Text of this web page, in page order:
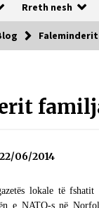
Rreth nesh
E
EDICIONI I
22/06/2014
lokale të
e NATO-s në